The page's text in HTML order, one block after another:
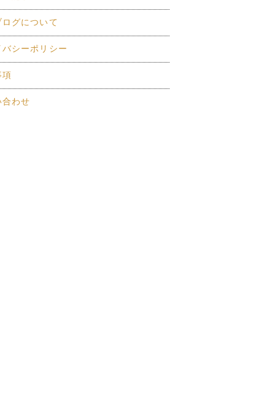
ログについて
バシーポリシー
項
合わせ